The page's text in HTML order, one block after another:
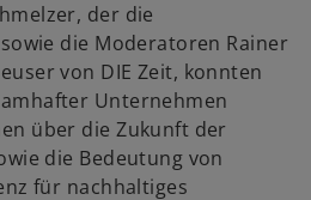
der die
die Moderatoren Rainer
von DIE Zeit, konnten
Unternehmen
über die Zukunft der
die Bedeutung von
für nachhaltiges